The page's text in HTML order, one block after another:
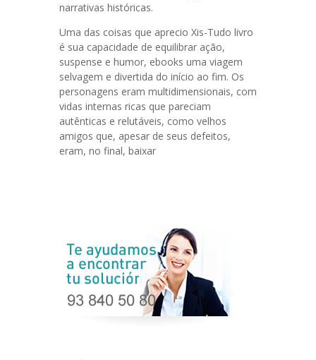
narrativas históricas.
Uma das coisas que aprecio Xis-Tudo livro
é sua capacidade de equilibrar ação,
suspense e humor, ebooks uma viagem
selvagem e divertida do início ao fim. Os
personagens eram multidimensionais, com
vidas internas ricas que pareciam
autênticas e relutáveis, como velhos
amigos que, apesar de seus defeitos,
eram, no final, baixar